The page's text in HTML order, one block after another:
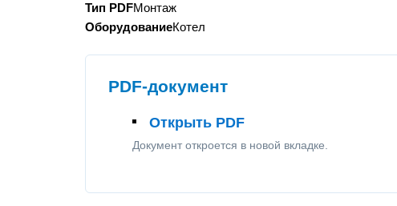
Тип PDFМонтаж
ОборудованиеКотел
PDF-документ
Открыть PDF
Документ откроется в новой вкладке.